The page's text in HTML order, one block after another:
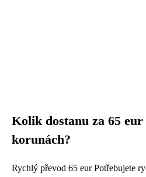
Kolik dostanu za 65 eur
korunách?
Rychlý převod 65 eur Potřebujete